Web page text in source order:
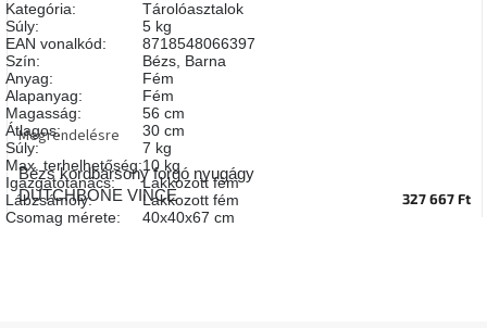
Woodman
kedvezményesen
Anyák
napja
Egy
étkező,
Bézs kordbársony forgó nyugágy
DUTCHBONE VINCE
Megrendelésre
327 667 Ft
Kategória:
Tárolóasztalok
Súly:
5 kg
EAN vonalkód:
8718548066397
Szín: Bézs, Barna
Anyag:
Fém
Alapanyag:
Fém
Magasság:
56 cm
Átlagos:
30 cm
Súly:
7 kg
Max. terhelhetőség:10 kg
Igazgatótanács:
Lakkozott fém
Lábzsámoly:
Lakkozott fém
Csomag mérete: 40x40x67 cm